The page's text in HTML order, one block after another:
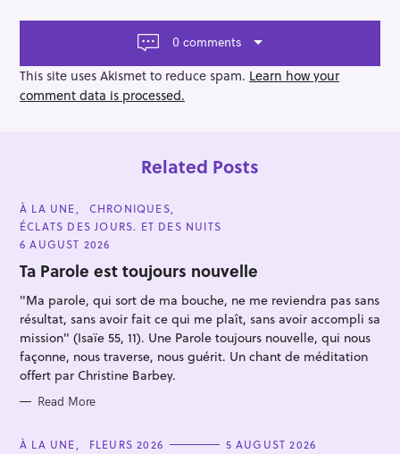
g
i
o
0 comments
This site uses Akismet to reduce spam. Learn how your
comment data is processed.
Related Posts
C
A
T
E
G
O
R
E
À LA UNE
CHRONIQUES
ÉCLATS DES JOURS. ET DES NUITS
6 AUGUST 2026
Ta Parole est toujours nouvelle
"Ma parole, qui sort de ma bouche, ne me reviendra pas sans
résultat, sans avoir fait ce qui me plaît, sans avoir accompli sa
mission" (Isaïe 55, 11). Une Parole toujours nouvelle, qui nous
façonne, nous traverse, nous guérit. Un chant de méditation
offert par Christine Barbey.
Read More
C
À LA UNE FLEURS 2026 5 AUGUST 2026